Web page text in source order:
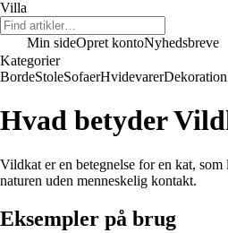
Villa
Min sideOpret kontoNyhedsbreve
Kategorier
BordeStoleSofaerHvidevarerDekoration
Hvad betyder
Vildkat er en betegnelse for en kat,
naturen uden menneskelig kontakt.
Eksempler på brug